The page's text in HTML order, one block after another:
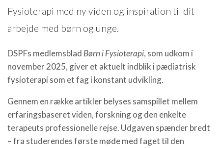
Fysioterapi med ny viden og inspiration til dit
arbejde med børn og unge.
DSPFs medlemsblad Børn i Fysioterapi, som udkom i
november 2025, giver et aktuelt indblik i pædiatrisk
fysioterapi som et fag i konstant udvikling.
Gennem en række artikler belyses samspillet mellem
erfaringsbaseret viden, forskning og den enkelte
terapeuts professionelle rejse. Udgaven spænder bredt
– fra studerendes første møde med faget til den